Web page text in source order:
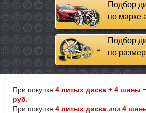
Подбор
по марке
Подбор
по
При покупке 4 литых диска + 4 шины
руб.
При покупке 4 литых диска или 4